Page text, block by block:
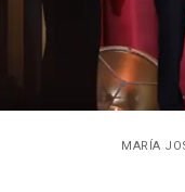
MARÍA